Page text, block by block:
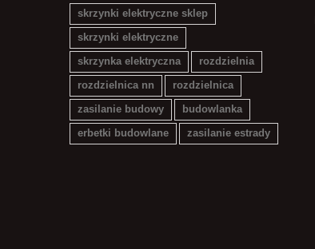
skrzynki elektryczne sklep
skrzynki elektryczne
skrzynka elektryczna
rozdzielnia
rozdzielnica nn
rozdzielnica
zasilanie budowy
budowlanka
erbetki budowlane
zasilanie estrady